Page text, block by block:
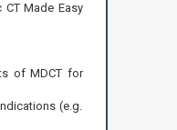
Made Easy
of MDCT for
(e.g.